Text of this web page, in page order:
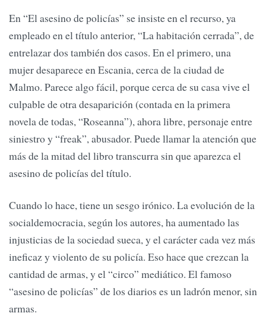
En “El asesino de policías” se insiste en el recurso, ya
empleado en el título anterior, “La habitación cerrada”, de
entrelazar dos también dos casos. En el primero, una
mujer desaparece en Escania, cerca de la ciudad de
Malmo. Parece algo fácil, porque cerca de su casa vive el
culpable de otra desaparición (contada en la primera
novela de todas, “Roseanna”), ahora libre, personaje entre
siniestro y “freak”, abusador. Puede llamar la atención que
más de la mitad del libro transcurra sin que aparezca el
asesino de policías del título.
Cuando lo hace, tiene un sesgo irónico. La evolución de la
socialdemocracia, según los autores, ha aumentado las
injusticias de la sociedad sueca, y el carácter cada vez más
ineficaz y violento de su policía. Eso hace que crezcan la
cantidad de armas, y el “circo” mediático. El famoso
“asesino de policías” de los diarios es un ladrón menor, sin
armas.